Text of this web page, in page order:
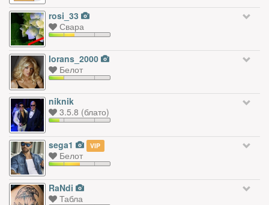
rosi_33
Свара
lorans_2000
Белот
niknik
3.5.8 (блато)
sega1 VIP
Белот
RaNdi
Табла